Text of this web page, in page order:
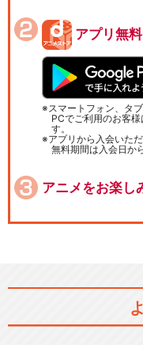
アプリ無
スマートフォン、タ
PCでご利用のお客
す。
アプリから入会いた
無料期間は入会日か
アニメをお楽し